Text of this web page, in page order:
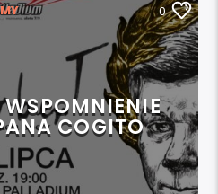
0
COGITO